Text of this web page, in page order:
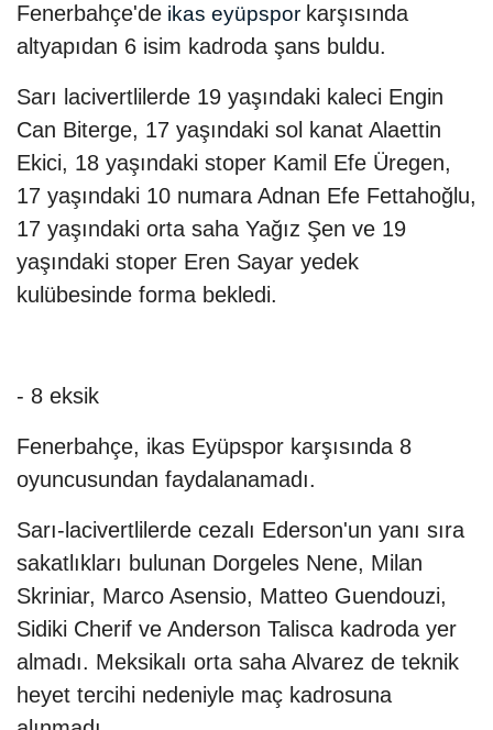
Fenerbahçe'de ikas eyüpspor karşısında
altyapıdan 6 isim kadroda şans buldu.
Sarı lacivertlilerde 19 yaşındaki kaleci Engin
Can Biterge, 17 yaşındaki sol kanat Alaettin
Ekici, 18 yaşındaki stoper Kamil Efe Üregen,
17 yaşındaki 10 numara Adnan Efe Fettahoğlu,
17 yaşındaki orta saha Yağız Şen ve 19
yaşındaki stoper Eren Sayar yedek
kulübesinde forma bekledi.
- 8 eksik
Fenerbahçe, ikas Eyüpspor karşısında 8
oyuncusundan faydalanamadı.
Sarı-lacivertlilerde cezalı Ederson'un yanı sıra
sakatlıkları bulunan Dorgeles Nene, Milan
Skriniar, Marco Asensio, Matteo Guendouzi,
Sidiki Cherif ve Anderson Talisca kadroda yer
almadı. Meksikalı orta saha Alvarez de teknik
heyet tercihi nedeniyle maç kadrosuna